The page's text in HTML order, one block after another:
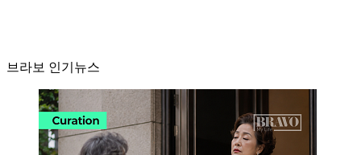
브라보 인기뉴스